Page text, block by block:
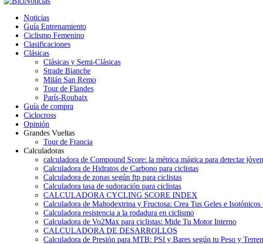
Noticias
Guía Entrenamiento
Ciclismo Femenino
Clasificaciones
Clásicas
Clásicas y Semi-Clásicas
Strade Bianche
Milán San Remo
Tour de Flandes
París-Roubaix
Guía de compra
Ciclocross
Opinión
Grandes Vueltas
Tour de Francia
Calculadoras
calculadora de Compound Score: la métrica mágica para detectar
Calculadora de Hidratos de Carbono para ciclistas
Calculadora de zonas según ftp para ciclistas
Calculadora tasa de sudoración para ciclistas
CALCULADORA CYCLING SCORE INDEX
Calculadora de Maltodextrina y Fructosa: Crea Tus Geles e Isotónicos
Calculadora resistencia a la rodadura en ciclismo
Calculadora de Vo2Max para ciclistas: Mide Tu Motor Interno
CALCULADORA DE DESARROLLOS
Calculadora de Presión para MTB: PSI y Bares según tu Peso y